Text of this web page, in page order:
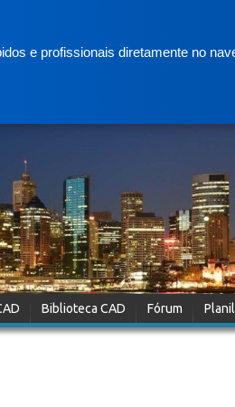
e profissionais diretamente no
Biblioteca CAD Fórum